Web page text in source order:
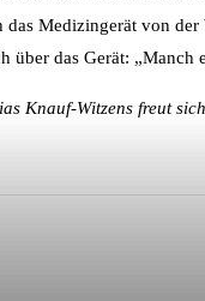
Medizingerät von
das Gerät: „Manch
Knauf-Witzens freut